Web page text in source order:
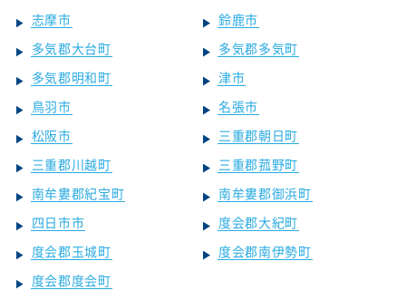
志摩市
鈴鹿市
多気郡大台町
多気郡多気町
多気郡明和町
津市
鳥羽市
名張市
松阪市
三重郡朝日町
三重郡川越町
三重郡菰野町
南牟婁郡紀宝町
南牟婁郡御浜町
四日市市
度会郡大紀町
度会郡玉城町
度会郡南伊勢町
度会郡度会町